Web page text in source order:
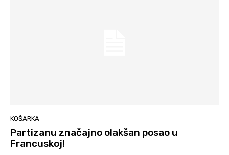
KOŠARKA
Partizanu značajno olakšan posao u
Francuskoj!